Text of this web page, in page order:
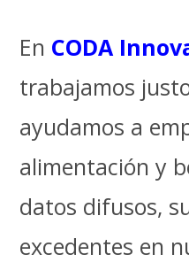
En CODA
trabajamos
ayudamos a
alimentación y
datos difusos,
excedentes en